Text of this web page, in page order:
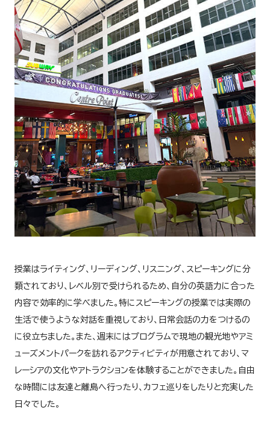
授業はライティング、リーディング、リスニング、スピーキングに分
類されており、レベル別で受けられるため、自分の英語力に合った
内容で効率的に学べました。特にスピーキングの授業では実際の
生活で使うような対話を重視しており、日常会話の力をつけるの
に役立ちました。また、週末にはプログラムで現地の観光地やアミ
ューズメントパークを訪れるアクティビティが用意されており、マ
レーシアの文化やアトラクションを体験することができました。自由
な時間には友達と離島へ行ったり、カフェ巡りをしたりと充実した
日々でした。